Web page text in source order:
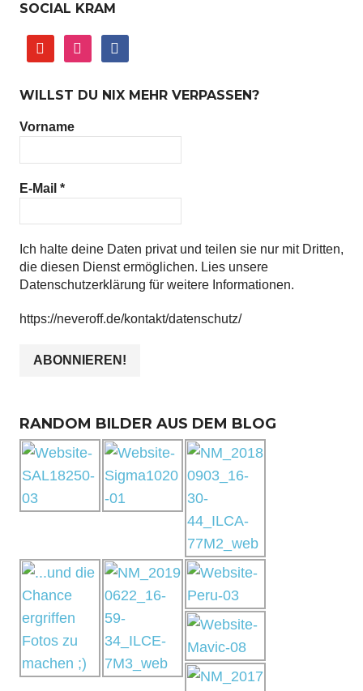
SOCIAL KRAM
youtube instagramfacebook
WILLST DU NIX MEHR VERPASSEN?
Vorname
E-Mail *
Ich halte deine Daten privat und teilen sie nur mit Dritten,
die diesen Dienst ermöglichen. Lies unsere
Datenschutzerklärung für weitere Informationen.
https://neveroff.de/kontakt/datenschutz/
RANDOM BILDER AUS DEM BLOG